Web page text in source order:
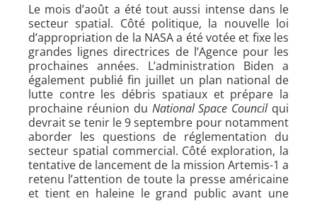
Le mois d’août a été tout aussi intense dans le
secteur spatial. Côté politique, la nouvelle loi
d’appropriation de la NASA a été votée et fixe les
grandes lignes directrices de l’Agence pour les
prochaines années. L’administration Biden a
également publié fin juillet un plan national de
lutte contre les débris spatiaux et prépare la
prochaine réunion du National Space Councilqui
devrait se tenir le 9 septembre pour notamment
aborder les questions de réglementation du
secteur spatial commercial. Côté exploration, la
tentative de lancement de la mission Artemis-1 a
retenu l’attention de toute la presse américaine
et tient en haleine le grand public avant une